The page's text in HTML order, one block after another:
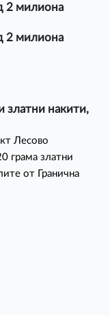
2 милиона
2 милиона
златни накити,
Лесово
грама златни
от Гранична